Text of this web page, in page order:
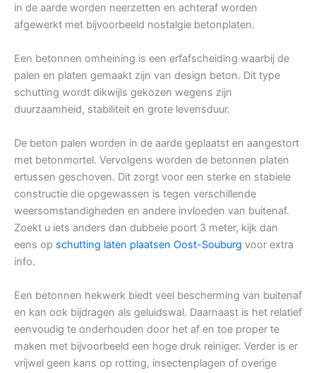
in de aarde worden neerzetten en achteraf worden
afgewerkt met bijvoorbeeld nostalgie betonplaten.
Een betonnen omheining is een erfafscheiding waarbij de
palen en platen gemaakt zijn van design beton. Dit type
schutting wordt dikwijls gekozen wegens zijn
duurzaamheid, stabiliteit en grote levensduur.
De beton palen worden in de aarde geplaatst en aangestort
met betonmortel. Vervolgens worden de betonnen platen
ertussen geschoven. Dit zorgt voor een sterke en stabiele
constructie die opgewassen is tegen verschillende
weersomstandigheden en andere invloeden van buitenaf.
Zoekt u iets anders dan dubbele poort 3 meter, kijk dan
eens op schutting laten plaatsen Oost-Souburg voor extra
info.
Een betonnen hekwerk biedt veel bescherming van buitenaf
en kan ook bijdragen als geluidswal. Daarnaast is het relatief
eenvoudig te onderhouden door het af en toe proper te
maken met bijvoorbeeld een hoge druk reiniger. Verder is er
vrijwel geen kans op rotting, insectenplagen of overige